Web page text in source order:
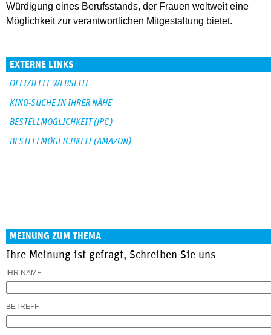
Würdigung eines Berufsstands, der Frauen weltweit eine
Möglichkeit zur verantwortlichen Mitgestaltung bietet.
EXTERNE LINKS
OFFIZIELLE WEBSEITE
KINO-SUCHE IN IHRER NÄHE
BESTELLMÖGLICHKEIT (JPC)
BESTELLMÖGLICHKEIT (AMAZON)
MEINUNG ZUM THEMA
Ihre Meinung ist gefragt, Schreiben Sie uns
IHR NAME
BETREFF